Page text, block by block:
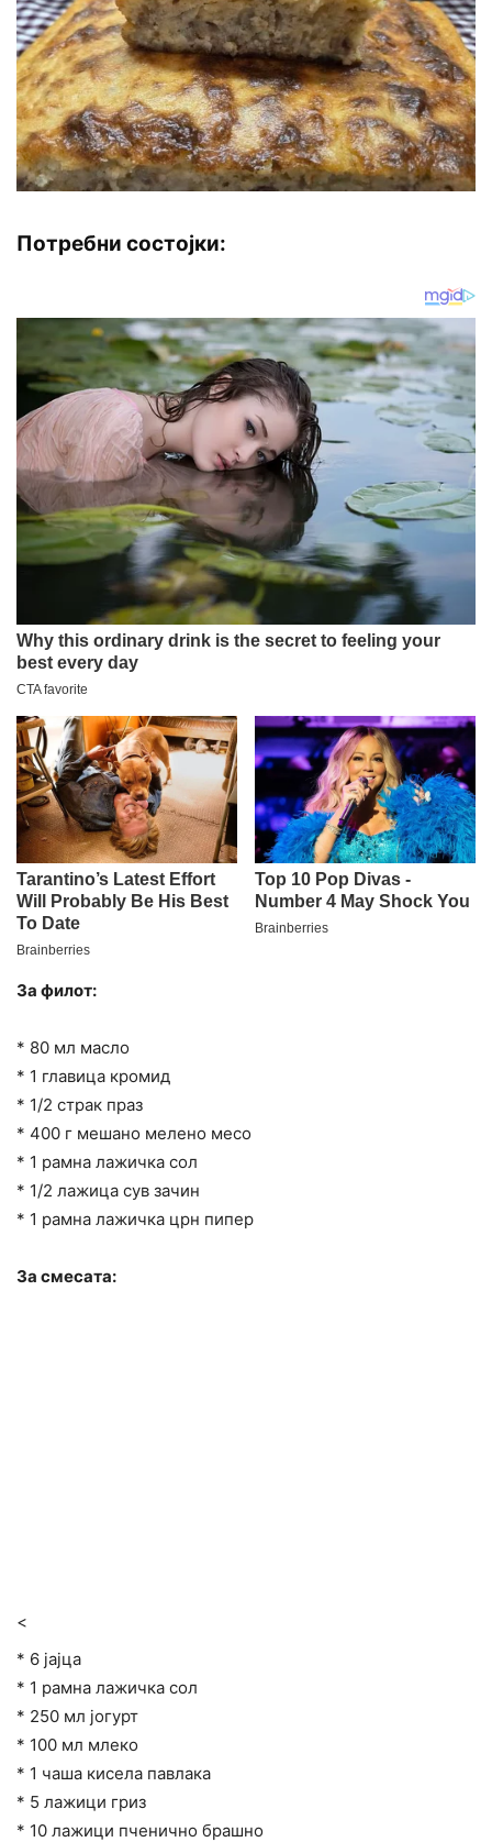
Потребни состојки:
За филот:
* 80 мл масло
* 1 главица кромид
* 1/2 страк праз
* 400 г мешано мелено месо
* 1 рамна лажичка сол
* 1/2 лажица сув зачин
* 1 рамна лажичка црн пипер
За смесата:
<
* 6 јајца
* 1 рамна лажичка сол
* 250 мл јогурт
* 100 мл млеко
* 1 чаша кисела павлака
* 5 лажици гриз
* 10 лажици пченично брашно